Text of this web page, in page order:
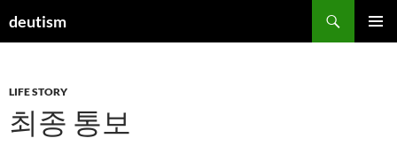
텐
건
너
뛰
deutism
색
LIFE STORY
최종 통보